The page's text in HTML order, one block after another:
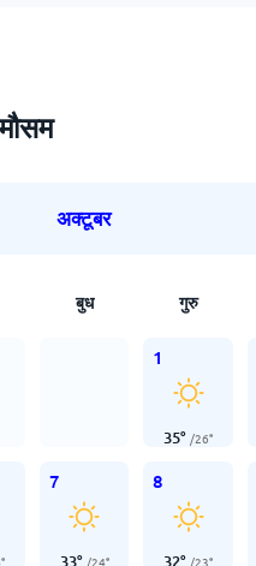
अक्टूबर
बुध गुरु
1
35° /26°
°
7
33° /24°
8
32° /23°